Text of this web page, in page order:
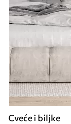
Cveće i biljke